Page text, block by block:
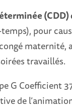
(CDD)
pour
maternité,
travaillés.
G Coefficient
de